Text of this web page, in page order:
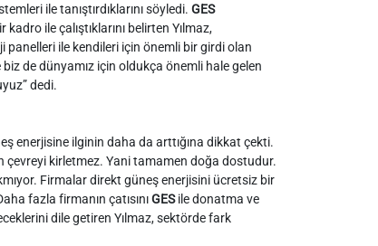
ile tanıştırdıklarını söyledi. GES
ile çalıştıklarını belirten Yılmaz,
panelleri ile kendileri için önemli bir girdi olan
de dünyamız için oldukça önemli hale gelen
dedi.
enerjisine ilginin daha da arttığına dikkat çekti.
çevreyi kirletmez. Yani tamamen doğa dostudur.
Firmalar direkt güneş enerjisini ücretsiz bir
fazla firmanın çatısınıGESile donatma ve
dile getiren Yılmaz, sektörde fark